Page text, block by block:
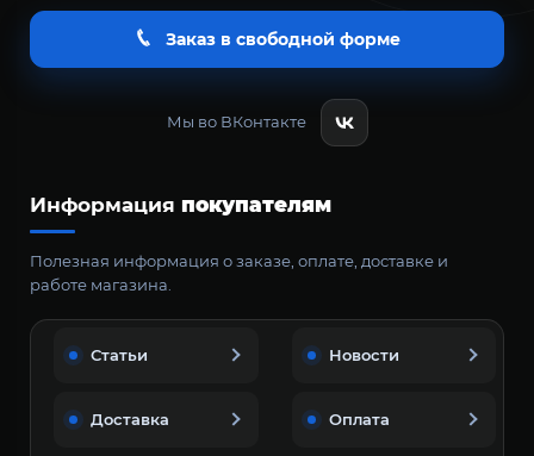
Заказ в свободной форме
Мы во ВКонтакте
Информация покупателям
Полезная информация о заказе, оплате, доставке и
работе магазина.
Статьи Новости
Доставка Оплата